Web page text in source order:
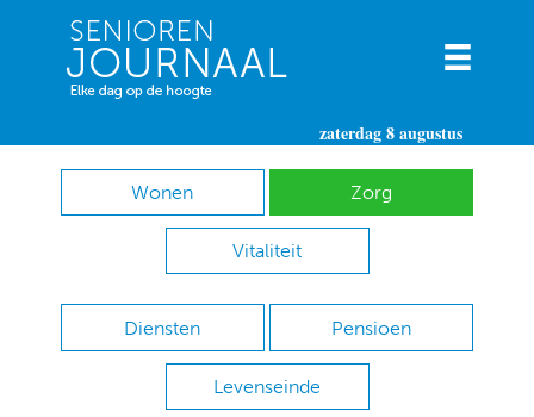
zaterdag 8 augustus
Wonen Zorg
Vitaliteit
Diensten Pensioen
Levenseinde